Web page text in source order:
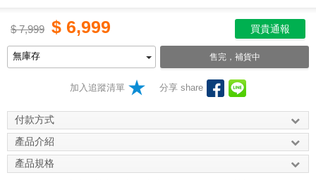
$7,999 $ 6,999 買貴通報
售完，補貨中
加入追蹤清單 分享 share
付款方式
產品介紹
產品規格